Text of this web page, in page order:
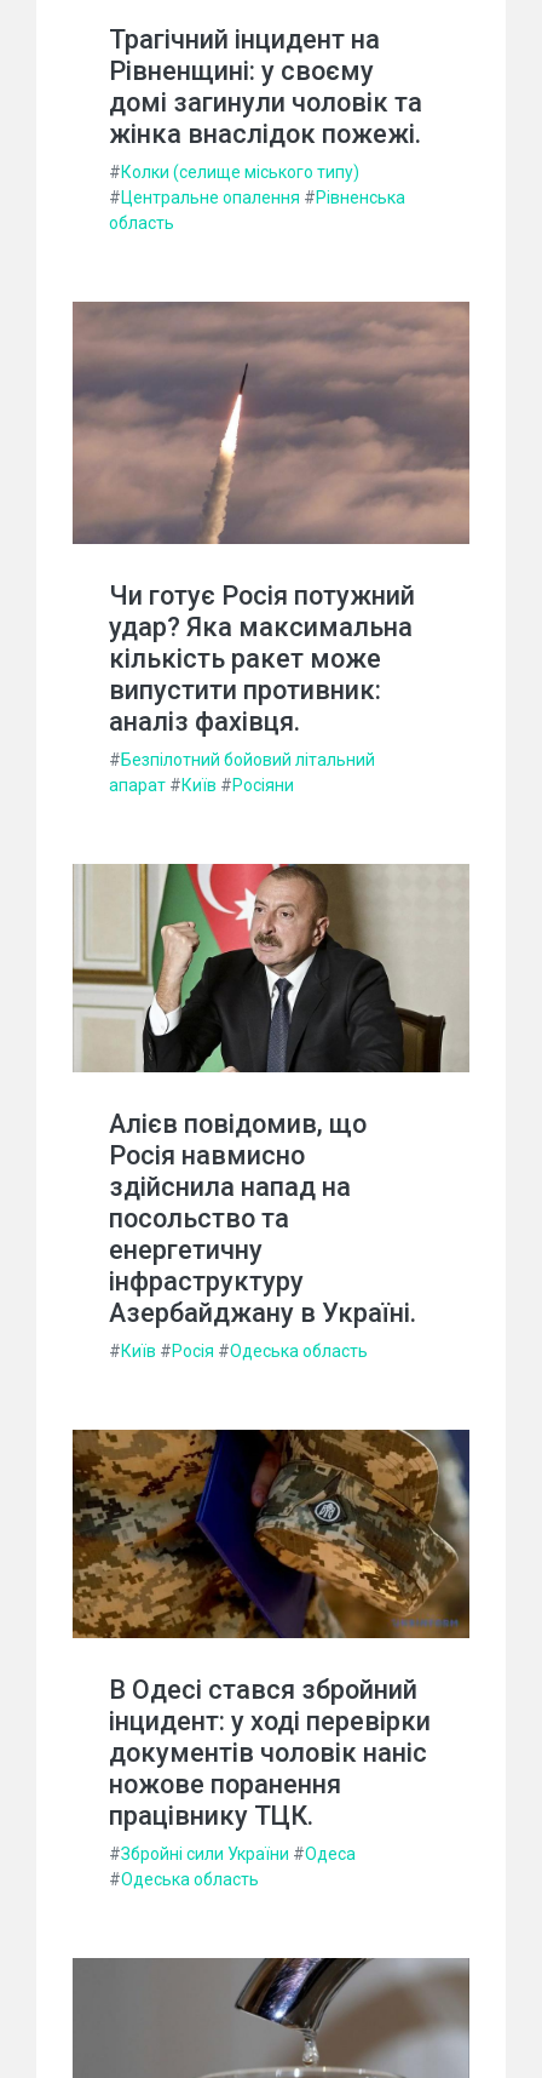
Трагічний інцидент на
Рівненщині: у своєму
домі загинули чоловік та
жінка внаслідок пожежі.
#Колки (селище міського типу)
#Центральне опалення #Рівненська
область
Чи готує Росія потужний
удар? Яка максимальна
кількість ракет може
випустити противник:
аналіз фахівця.
#Безпілотний бойовий літальний
апарат #Київ #Росіяни
Алієв повідомив, що
Росія навмисно
здійснила напад на
посольство та
енергетичну
інфраструктуру
Азербайджану в Україні.
#Київ #Росія #Одеська область
В Одесі стався збройний
інцидент: у ході перевірки
документів чоловік наніс
ножове поранення
працівнику ТЦК.
#Збройні сили України #Одеса
#Одеська область